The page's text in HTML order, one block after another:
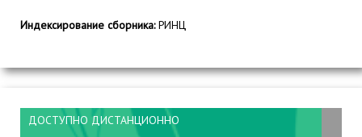
Индексирование сборника:РИНЦ
ДОСТУПНО ДИСТАНЦИОННО